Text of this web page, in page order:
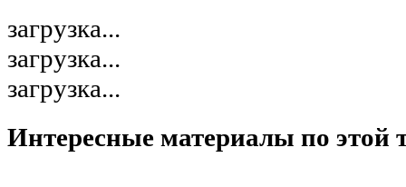
загрузка...
загрузка...
загрузка...
Интересные материалы по этой